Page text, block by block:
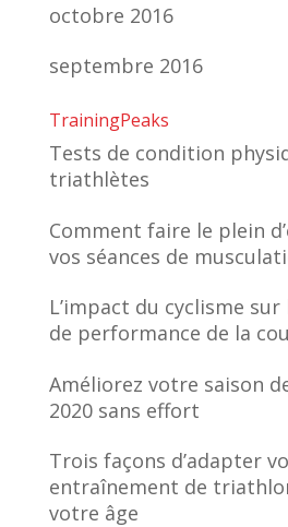
octobre 2016
septembre 2016
TrainingPeaks
Tests de condition
triathlètes
Comment faire le plein
vos séances de
L’impact du cyclisme
de performance de la
Améliorez votre saison
2020 sans effort
Trois façons d’adapter
entraînement de
votre âge